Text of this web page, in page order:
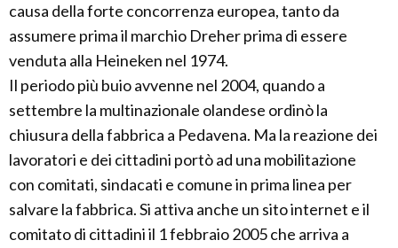
causa della forte concorrenza europea, tanto da
assumere prima il marchio Dreher prima di essere
venduta alla Heineken nel 1974.
Il periodo più buio avvenne nel 2004, quando a
settembre la multinazionale olandese ordinò la
chiusura della fabbrica a Pedavena. Ma la reazione dei
lavoratori e dei cittadini portò ad una mobilitazione
con comitati, sindacati e comune in prima linea per
salvare la fabbrica. Si attiva anche un sito internet e il
comitato di cittadini il 1 febbraio 2005 che arriva a